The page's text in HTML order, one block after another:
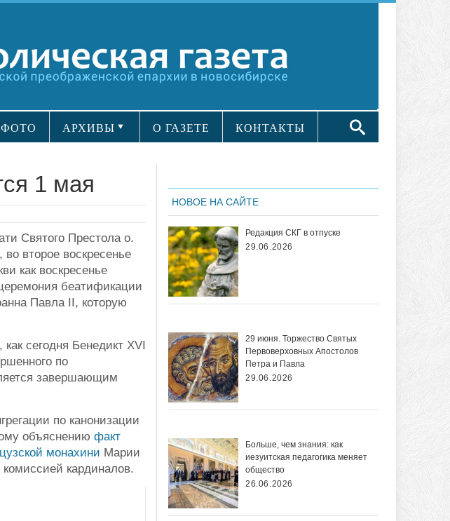
ФОТО АРХИВЫ О ГАЗЕТЕ КОНТАКТЫ
1 мая
Святого Престола о.
второе воскресенье
как воскресенье
беатификации
Павла II, которую
сегодня Бенедикт XVI
по
завершающим
по канонизации
объяснению факт
монахини Марии
кардиналов.
НОВОЕ НА САЙТЕ
Редакция СКГ в отпуске
29.06.2026
29 июня. Торжество Святых
Первоверховных Апостолов
Петра и Павла
29.06.2026
Больше, чем знания: как
иезуитская педагогика меняет
общество
26.06.2026